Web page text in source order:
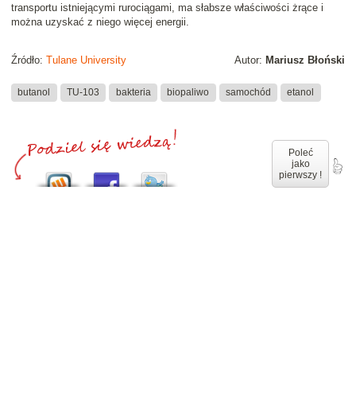
transportu istniejącymi rurociągami, ma słabsze właściwości żrące i
można uzyskać z niego więcej energii.
Autor: Mariusz Błoński
Źródło: Tulane University
butanol TU-103 bakteria biopaliwo samochód etanol
Poleć
jako
pierwszy !